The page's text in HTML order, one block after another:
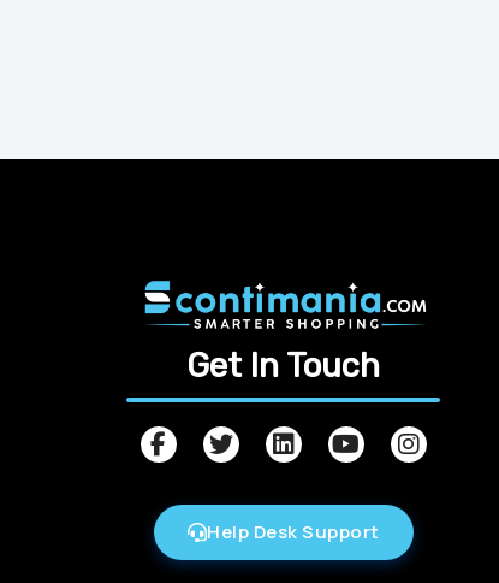
Get In Touch
Help Desk Support